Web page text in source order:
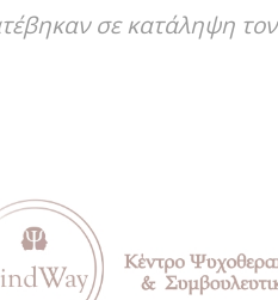
σε κατάληψη τον